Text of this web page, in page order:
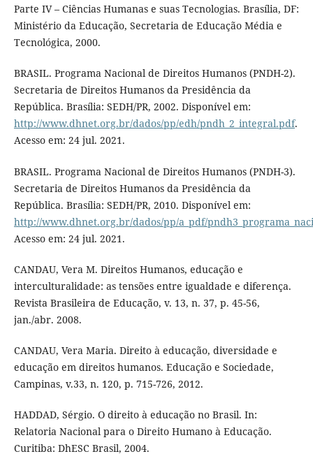
Parte IV – Ciências Humanas e suas Tecnologias. Brasília, DF:
Ministério da Educação, Secretaria de Educação Média e
Tecnológica, 2000.
BRASIL. Programa Nacional de Direitos Humanos (PNDH-2).
Secretaria de Direitos Humanos da Presidência da
República. Brasília: SEDH/PR, 2002. Disponível em:
http://www.dhnet.org.br/dados/pp/edh/pndh_2_integral.pdf.
Acesso em: 24 jul. 2021.
BRASIL. Programa Nacional de Direitos Humanos (PNDH-3).
Secretaria de Direitos Humanos da Presidência da
República. Brasília: SEDH/PR, 2010. Disponível em:
http://www.dhnet.org.br/dados/pp/a_pdf/
Acesso em: 24 jul. 2021.
CANDAU, Vera M. Direitos Humanos, educação e
interculturalidade: as tensões entre igualdade e diferença.
Revista Brasileira de Educação, v. 13, n. 37, p. 45-56,
jan./abr. 2008.
CANDAU, Vera Maria. Direito à educação, diversidade e
educação em direitos humanos. Educação e Sociedade,
Campinas, v.33, n. 120, p. 715-726, 2012.
HADDAD, Sérgio. O direito à educação no Brasil. In:
Relatoria Nacional para o Direito Humano à Educação.
Curitiba: DhESC Brasil, 2004.